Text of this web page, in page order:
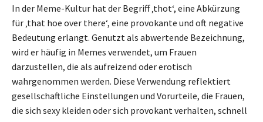
In der Meme-Kultur hat der Begriff ‚thot‘, eine Abkürzung
für ‚that hoe over there‘, eine provokante und oft negative
Bedeutung erlangt. Genutzt als abwertende Bezeichnung,
wird er häufig in Memes verwendet, um Frauen
darzustellen, die als aufreizend oder erotisch
wahrgenommen werden. Diese Verwendung reflektiert
gesellschaftliche Einstellungen und Vorurteile, die Frauen,
die sich sexy kleiden oder sich provokant verhalten, schnell